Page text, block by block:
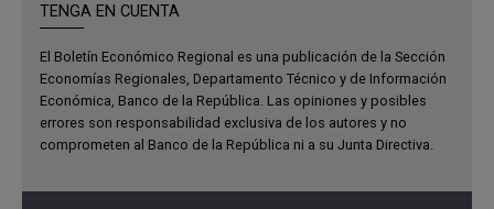
TENGA EN CUENTA
El Boletín Económico Regional es una publicación de la Sección
Economías Regionales, Departamento Técnico y de Información
Económica, Banco de la República. Las opiniones y posibles
errores son responsabilidad exclusiva de los autores y no
comprometen al Banco de la República ni a su Junta Directiva.